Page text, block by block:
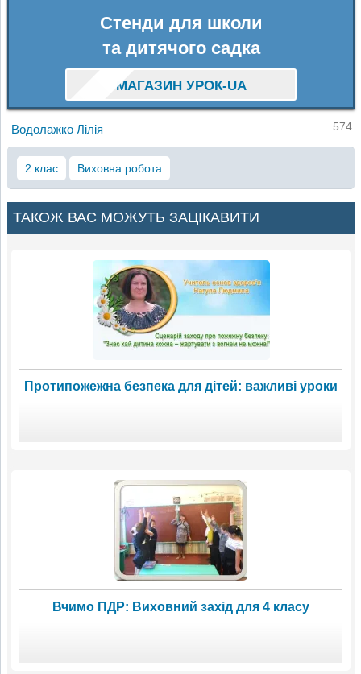
Стенди для школи
та дитячого садка
МАГАЗИН УРОК-UA
Водолажко Лілія 574
2 клас Виховна робота
ТАКОЖ ВАС МОЖУТЬ ЗАЦІКАВИТИ
Протипожежна безпека для дітей: важливі уроки
Вчимо ПДР: Виховний захід для 4 класу